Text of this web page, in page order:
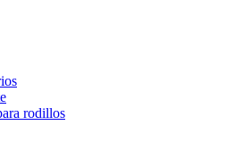
rodillos